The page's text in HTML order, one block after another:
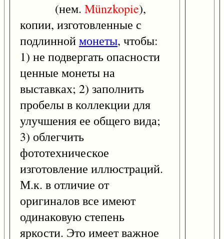
(нем. Münzkopie),
копии, изготовленные с
подлинноймонеты, чтобы:
1) не подвергать опасности
ценные монеты на
выставках; 2) заполнить
пробелы в коллекции для
улучшения ее общего вида;
3) облегчить
фототехническое
изготовление иллюстраций.
М.к. в отличие от
оригиналов все имеют
одинаковую степень
яркости. Это имеет важное